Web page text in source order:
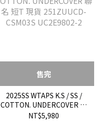
售完
2025SS WTAPS K.S / SS /
COTTON. UNDERCOVER 聯
名 短T 現貨 251ZUUCD-
NT$5,980